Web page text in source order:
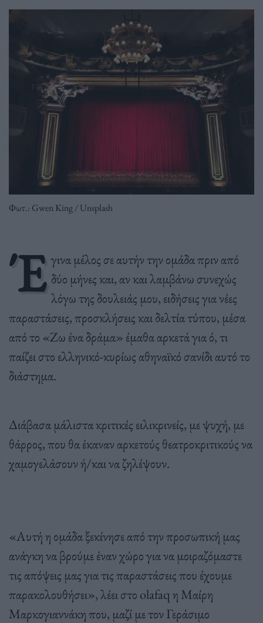
Φωτ.: Gwen King / Unsplash
Έ γινα μέλος σε αυτήν την ομάδα πριν από
δύο μήνες και, αν και λαμβάνω συνεχώς
λόγω της δουλειάς μου, ειδήσεις για νέες
παραστάσεις, προσκλήσεις και δελτία τύπου, μέσα
από το «Ζω ένα δράμα» έμαθα αρκετά για ό, τι
παίζει στο ελληνικό-κυρίως αθηναϊκό σανίδι αυτό το
διάστημα.
Διάβασα μάλιστα κριτικές ειλικρινείς, με ψυχή, με
θάρρος, που θα έκαναν αρκετούς θεατροκριτικούς να
χαμογελάσουν ή/και να ζηλέψουν.
«Αυτή η ομάδα ξεκίνησε από την προσωπική μας
ανάγκη να βρούμε έναν χώρο για να μοιραζόμαστε
τις απόψεις μας για τις παραστάσεις που έχουμε
παρακολουθήσει», λέει στο olafaq η Μαίρη
Μαρκογιαννάκη που, μαζί με τον Γεράσιμο